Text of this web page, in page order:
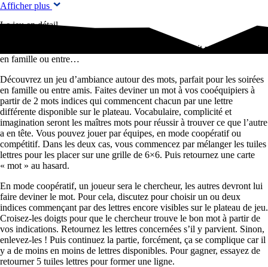
Afficher plus
Le jeu en détail
Découvrez un jeu d'ambiance autour des mots, parfait pour les soirées
en famille ou entre…
Découvrez un jeu d’ambiance autour des mots, parfait pour les soirées
en famille ou entre amis. Faites deviner un mot à vos cooéquipiers à
partir de 2 mots indices qui commencent chacun par une lettre
différente disponible sur le plateau. Vocabulaire, complicité et
imagination seront les maîtres mots pour réussir à trouver ce que l’autre
a en tête. Vous pouvez jouer par équipes, en mode coopératif ou
compétitif. Dans les deux cas, vous commencez par mélanger les tuiles
lettres pour les placer sur une grille de 6×6. Puis retournez une carte
« mot » au hasard.
En mode coopératif, un joueur sera le chercheur, les autres devront lui
faire deviner le mot. Pour cela, discutez pour choisir un ou deux
indices commençant par des lettres encore visibles sur le plateau de jeu.
Croisez-les doigts pour que le chercheur trouve le bon mot à partir de
vos indications. Retournez les lettres concernées s’il y parvient. Sinon,
enlevez-les ! Puis continuez la partie, forcément, ça se complique car il
y a de moins en moins de lettres disponibles. Pour gagner, essayez de
retourner 5 tuiles lettres pour former une ligne.